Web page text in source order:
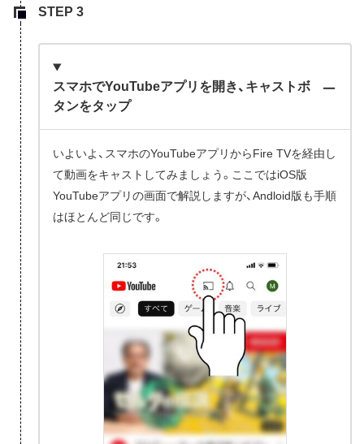
スマホでYouTubeアプリを開き、キャストボ
タンをタップ
いよいよ、スマホのYouTubeアプリからFire TVを経由し
て動画をキャストしてみましょう。ここではiOS版
YouTubeアプリの画面で解説しますが、Andloid版も手順
はほとんど同じです。